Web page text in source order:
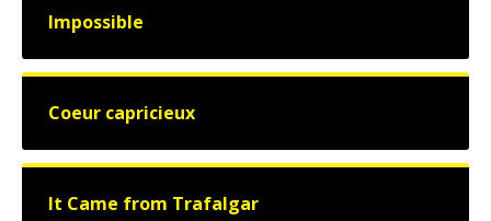
Impossible
Coeur capricieux
It Came from Trafalgar